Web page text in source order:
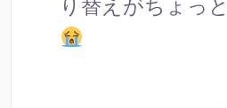
り 替えがちょっと